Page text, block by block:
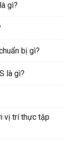
gì?
bị gì?
là gì?
vị trí thực tập